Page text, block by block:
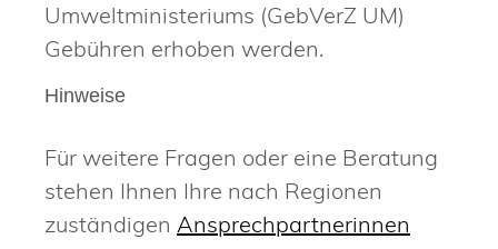
Umweltministeriums (GebVerZ UM)
Gebühren erhoben werden.
Hinweise
Für weitere Fragen oder eine Beratung
stehen Ihnen Ihre nach Regionen
zuständigen Ansprechpartnerinnen